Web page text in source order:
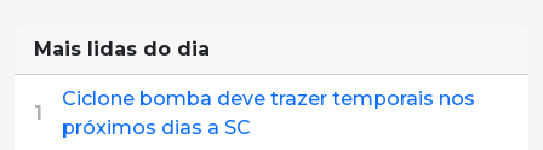
Mais lidas do dia
1
Ciclone bomba deve trazer temporais nos
próximos dias a SC